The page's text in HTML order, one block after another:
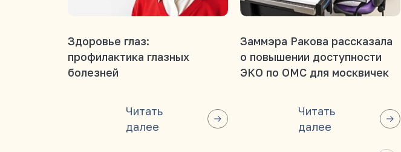
Здоровье глаз:
профилактика глазных
болезней
Читать
далее
Заммэра Ракова рассказала
о повышении доступности
ЭКО по ОМС для москвичек
Читать
далее